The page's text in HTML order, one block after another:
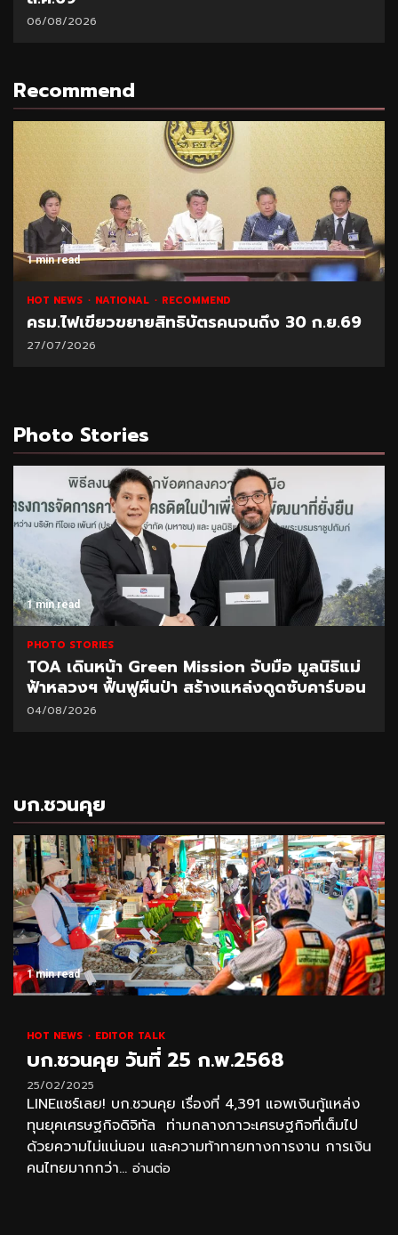
08/2026
Recommend
1 min read
HOT NEWS NATIONAL RECOMMEND
ครม.ไฟเขียวขยายสิทธิบัตรคนจนถึง 30 ก.ย.69
27/07/2026
Photo Stories
1 min read
PHOTO STORIES
TOA เดินหน้า Green Mission จับมือ มูลนิธิแม่
ฟ้าหลวงฯ ฟื้นฟูผืนป่า สร้างแหล่งดูดซับคาร์บอน
04/08/2026
บก.ชวนคุย
1 min read
HOT NEWS EDITOR TALK
บก.ชวนคุย วันที่ 25 ก.พ.2568
25/02/2025
LINEแชร์เลย! บก.ชวนคุย เรื่องที่ 4,391 แอพเงินกู้แหล่ง
ทุนยุคเศรษฐกิจดิจิทัล ท่ามกลางภาวะเศรษฐกิจที่เต็มไป
ด้วยความไม่แน่นอน และความท้าทายทางการงาน การเงิน
คนไทยมากกว่า... อ่านต่อ